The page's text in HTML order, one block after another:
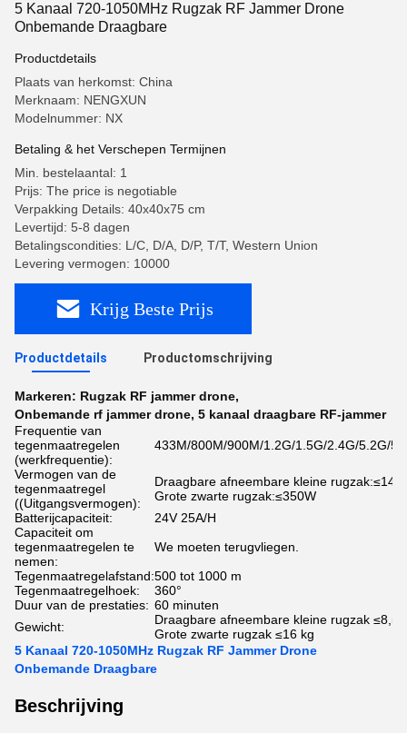
5 Kanaal 720-1050MHz Rugzak RF Jammer Drone
Onbemande Draagbare
Productdetails
Plaats van herkomst: China
Merknaam: NENGXUN
Modelnummer: NX
Betaling & het Verschepen Termijnen
Min. bestelaantal: 1
Prijs: The price is negotiable
Verpakking Details: 40x40x75 cm
Levertijd: 5-8 dagen
Betalingscondities: L/C, D/A, D/P, T/T, Western Union
Levering vermogen: 10000
Krijg Beste Prijs
Productdetails Productomschrijving
Markeren: Rugzak RF jammer drone,
Onbemande rf jammer drone, 5 kanaal draagbare RF-jammer
Frequentie van
tegenmaatregelen
(werkfrequentie):
433M/800M/900M/1.2G/1.5G/2.4G/5.2G/
Vermogen van de
tegenmaatregel
((Uitgangsvermogen):
Draagbare afneembare kleine
Grote zwarte rugzak:≤350W
Batterijcapaciteit:
24V 25A/H
Capaciteit om
tegenmaatregelen te
nemen:
We moeten terugvliegen.
Tegenmaatregelafstand:500 tot 1000 m
Tegenmaatregelhoek:
360°
Duur van de prestaties: 60 minuten
Gewicht:
Draagbare afneembare kleine rugzak ≤8,5
Grote zwarte rugzak ≤16 kg
5 Kanaal 720-1050MHz Rugzak RF Jammer Drone
Onbemande Draagbare
Beschrijving